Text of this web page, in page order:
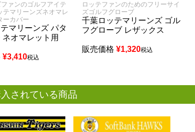
ァンのゴルフアイテ
テマリーンズネオマレ
ーカバー
マリーンズ パタ
ネオマレット用
¥3,410税込
ロッテファンのためのフリーサイ
ズゴルフグローブ
千葉ロッテマリーンズ ゴル
フグローブ レザックス
販売価格 ¥1,320税込
されている商品